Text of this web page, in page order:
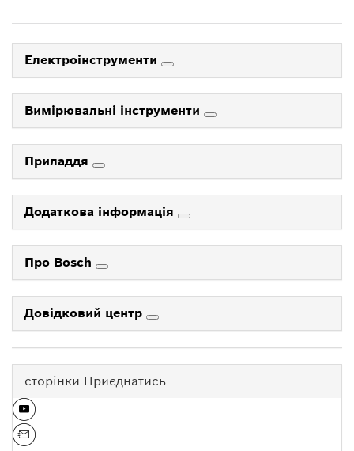
Електроінструменти
Вимірювальні інструменти
Приладдя
Додаткова інформація
Про Bosch
Довідковий центр
сторінки Приєднатись